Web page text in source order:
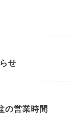
せ
の営業時間